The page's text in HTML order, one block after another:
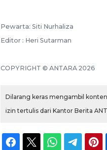
Pewarta: Siti Nurhaliza
Editor : Heri Sutarman
COPYRIGHT © ANTARA 2026
Dilarang keras mengambil
izin tertulis dari Kantor Berita